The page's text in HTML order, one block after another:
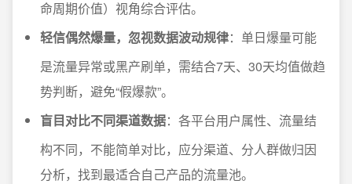
命周期价值）视角综合评估。
轻信偶然爆量，忽视数据波动规律：单日爆量可能
是流量异常或黑产刷单，需结合7天、30天均值做趋
势判断，避免“假爆款”。
盲目对比不同渠道数据：各平台用户属性、流量结
构不同，不能简单对比，应分渠道、分人群做归因
分析，找到最适合自己产品的流量池。